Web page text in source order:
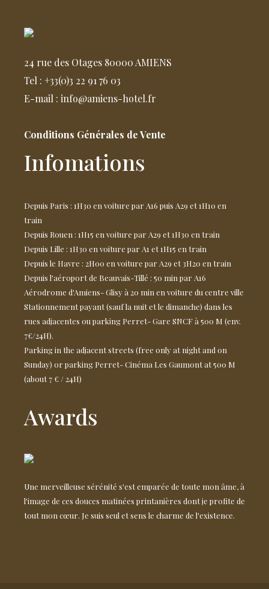
24 rue des Otages 80000 AMIENS
Tel : +33(0)3 22 91 76 03
E-mail : info@amiens-hotel.fr
Conditions Générales de Vente
Infomations
Depuis Paris : 1H30 en voiture par A16 puis A29 et 1H10 en
train
Depuis Rouen : 1H15 en voiture par A29 et 1H30 en train
Depuis Lille : 1H30 en voiture par A1 et 1H15 en train
Depuis le Havre : 2H00 en voiture par A29 et 3H20 en train
Depuis l'aéroport de Beauvais-Tillé : 50 min par A16
Aérodrome d'Amiens- Glisy à 20 min en voiture du centre ville
Stationnement payant (sauf la nuit et le dimanche) dans les
rues adjacentes ou parking Perret- Gare SNCF à 500 M (env.
7€/24H).
Parking in the adjacent streets (free only at night and on
Sunday) or parking Perret- Cinéma Les Gaumont at 500 M
(about 7 € / 24H)
Awards
Une merveilleuse sérénité s'est emparée de toute mon âme, à
l'image de ces douces matinées printanières dont je profite de
tout mon cœur. Je suis seul et sens le charme de l'existence.